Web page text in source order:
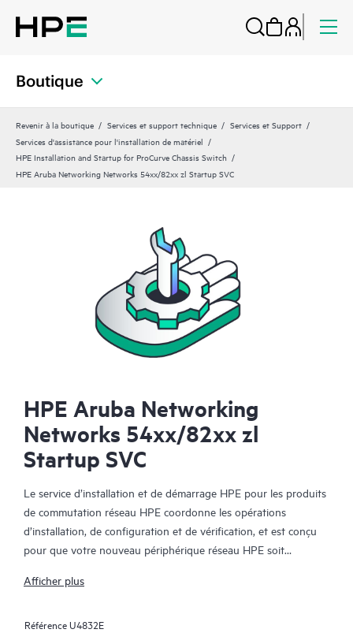
Boutique
Revenir à la boutique Services et support technique
Services et Support
Services d'assistance pour l'installation de matériel
HPE Installation and Startup for ProCurve Chassis Switch
HPE Aruba Networking Networks 54xx/82xx zl Startup SVC
HPE Aruba Networking
Networks 54xx/82xx zl
Startup SVC
Le service d’installation et de démarrage HPE pour les produits
de commutation réseau HPE coordonne les opérations
d’installation, de configuration et de vérification, et est conçu
pour que votre nouveau périphérique réseau HPE soit
réseau.
Ce service est disponible pour certains produits de
Afficher plus
RéférenceU4832E